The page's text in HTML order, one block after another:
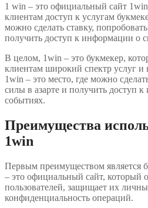
1 win – это официальный сайт
клиентам доступ к услугам
можно сделать ставку,
получить доступ к информации о
В целом, 1win – это букмекер,
клиентам широкий спектр услуг и
1win – это место, где можно
силы в азарте и получить доступ
событиях.
Преимущества
1win
Первым преимуществом является
– это официальный сайт, который
пользователей, защищает их
конфиденциальность операций.